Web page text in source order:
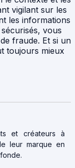
vigilant sur les
les informations
vous
fraude. Et si un
toujours mieux
et créateurs à
leur marque en